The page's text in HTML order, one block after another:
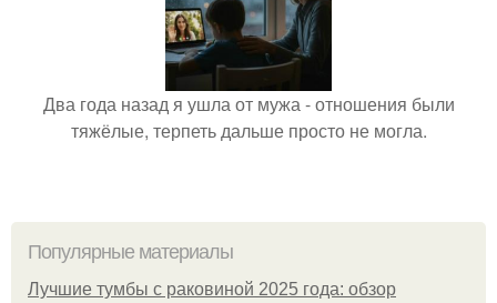
Два года назад я ушла от мужа - отношения были
тяжёлые, терпеть дальше просто не могла.
Популярные материалы
Лучшие тумбы с раковиной 2025 года: обзор